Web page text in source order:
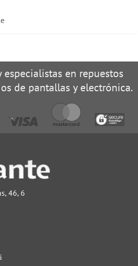
especialistas en repuestos
de pantallas y electrónica.
46, 6